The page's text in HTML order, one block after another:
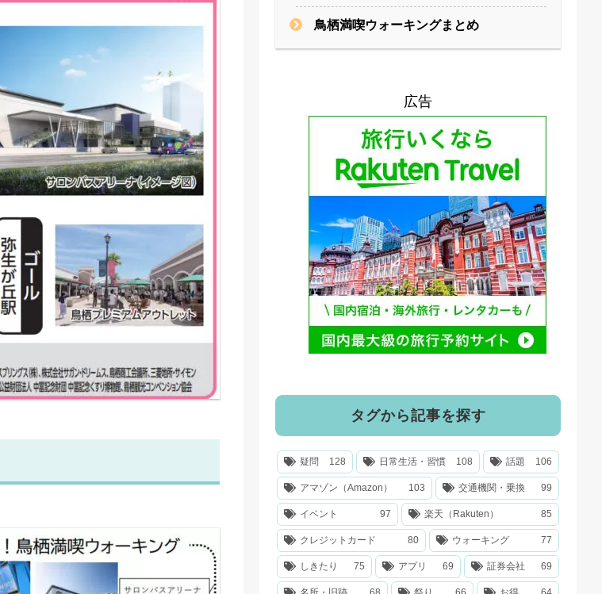
鳥栖満喫ウォーキングまとめ
広告
タグから記事を探す
疑問 128 日常生活・習慣 108 話題 106
アマゾン（Amazon） 103 交通機関・乗換 99
イベント 97 楽天（Rakuten） 85
クレジットカード 80 ウォーキング 77
しきたり 75 アプリ 69 証券会社 69